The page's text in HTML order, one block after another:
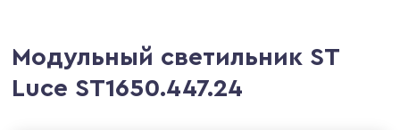
Модульный светильник ST
Luce ST1650.447.24